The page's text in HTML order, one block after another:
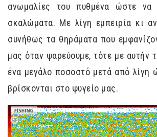
ανωμαλίες του πυθμένα ώστε να
σκαλώματα. Με λίγη εμπειρία κι
συνήθως τα θηράματα που
μας όταν ψαρεύουμε, τότε με αυτήν
ένα μεγάλο ποσοστό μετά από λίγη
βρίσκονται στο ψυγείο μας.